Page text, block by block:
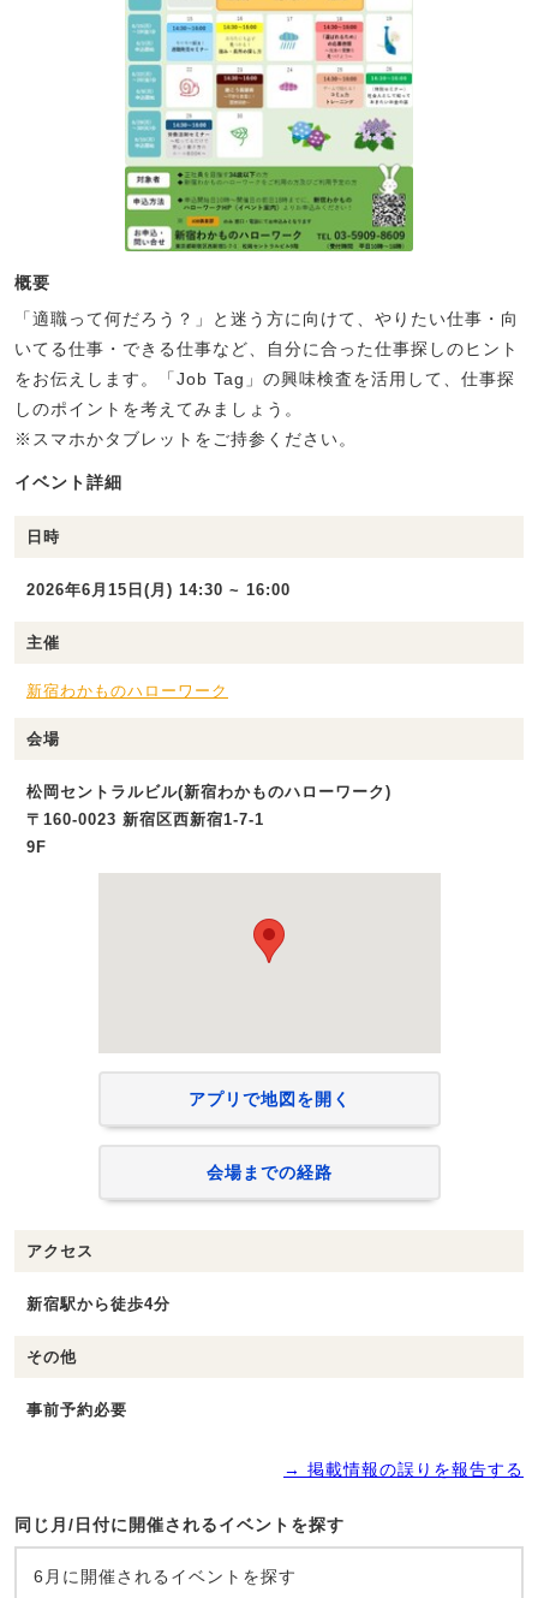
概要
「適職って何だろう？」と迷う方に向けて、やりたい仕事・向
いてる仕事・できる仕事など、自分に合った仕事探しのヒント
をお伝えします。「Job Tag」の興味検査を活用して、仕事探
しのポイントを考えてみましょう。
※スマホかタブレットをご持参ください。
イベント詳細
日時
2026年6月15日(月) 14:30 ~ 16:00
主催
新宿わかものハローワーク
会場
松岡セントラルビル(新宿わかものハローワーク)
〒160-0023 新宿区西新宿1-7-1
9F
アプリで地図を開く
会場までの経路
アクセス
新宿駅から徒歩4分
その他
事前予約必要
→ 掲載情報の誤りを報告する
同じ月/日付に開催されるイベントを探す
6月に開催されるイベントを探す